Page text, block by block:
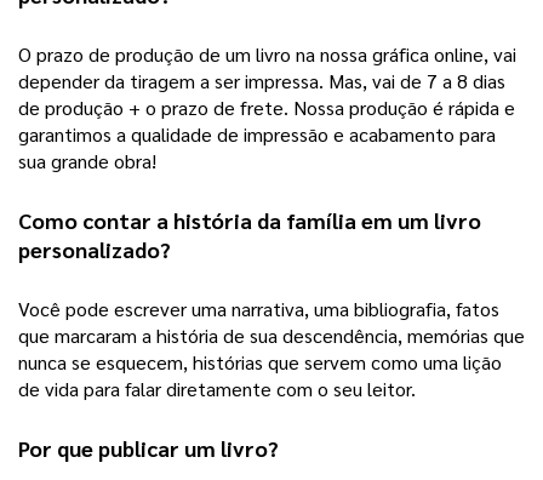
O prazo de produção de um livro na nossa gráfica online, vai
depender da tiragem a ser impressa. Mas, vai de 7 a 8 dias
de produção + o prazo de frete. Nossa produção é rápida e
garantimos a qualidade de impressão e acabamento para
sua grande obra!
Como contar a história da família em um livro
personalizado?
Você pode escrever uma narrativa, uma bibliografia, fatos
que marcaram a história de sua descendência, memórias que
nunca se esquecem, histórias que servem como uma lição
de vida para falar diretamente com o seu leitor.
Por que publicar um livro?